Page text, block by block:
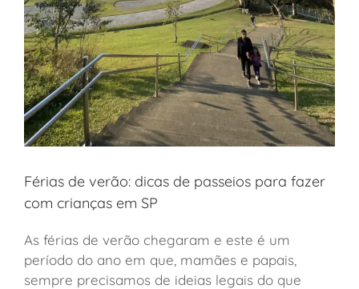
Férias de verão: dicas de passeios para fazer
com crianças em SP
As férias de verão chegaram e este é um
período do ano em que, mamães e papais,
sempre precisamos de ideias legais do que